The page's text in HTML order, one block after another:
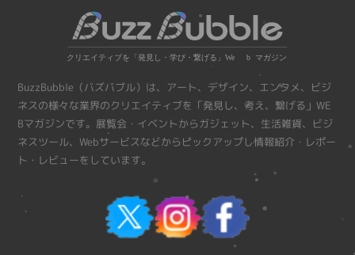
BuzzBubble（バズバブル）は、アート、デザイン、エンタメ、ビジ
ネスの様々な業界のクリエイティブを「発見し、考え、繋げる」WE
Bマガジンです。展覧会・イベントからガジェット、生活雑貨、ビジ
ネスツール、Webサービスなどからピックアップし情報紹介・レポー
ト・レビューをしています。